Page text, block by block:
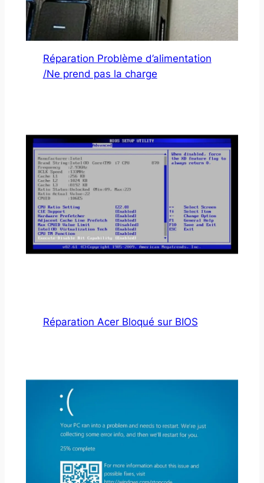
Réparation Problème d’alimentation
/Ne prend pas la charge
Réparation Acer Bloqué sur BIOS